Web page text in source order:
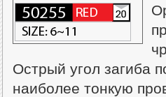
Острый угол загиба
наиболее тонкую